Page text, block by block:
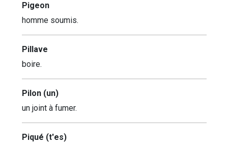
Pigeon
homme soumis.
Pillave
boire.
Pilon (un)
un joint à fumer.
Piqué (t'es)